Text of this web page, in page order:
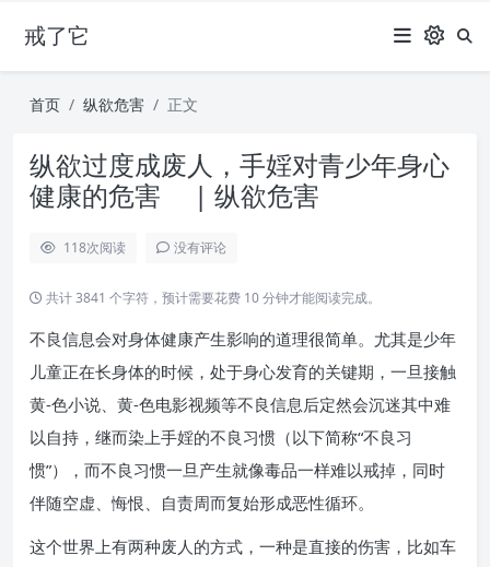
戒了它
首页 纵欲危害 正文
纵欲过度成废人，手婬对青少年身心
健康的危害 | 纵欲危害
118次阅读 没有评论
共计 3841 个字符，预计需要花费 10 分钟才能阅读完成。
不良信息会对身体健康产生影响的道理很简单。尤其是少年
儿童正在长身体的时候，处于身心发育的关键期，一旦接触
黄-色小说、黄-色电影视频等不良信息后定然会沉迷其中难
以自持，继而染上手婬的不良习惯（以下简称“不良习
惯”），而不良习惯一旦产生就像毒品一样难以戒掉，同时
伴随空虚、悔恨、自责周而复始形成恶性循环。
这个世界上有两种废人的方式，一种是直接的伤害，比如车